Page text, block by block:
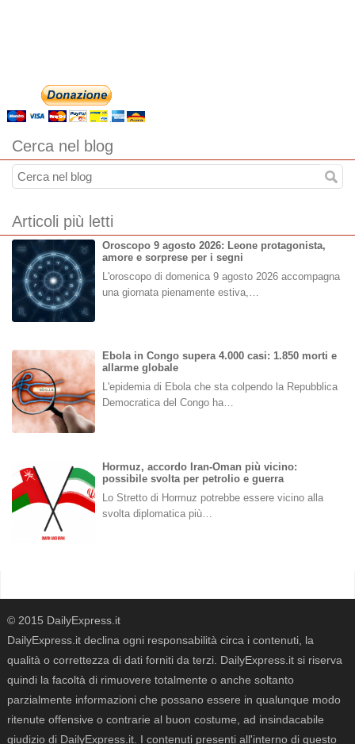
Cerca nel blog
Articoli più letti
Oroscopo 9 agosto 2026: Leone protagonista,
amore e sorprese per i segni
L'oroscopo di domenica 9 agosto 2026 accompagna
una giornata pienamente estiva,…
Ebola in Congo supera 4.000 casi: 1.850 morti e
allarme globale
L'epidemia di Ebola che sta colpendo la Repubblica
Democratica del Congo ha…
Hormuz, accordo Iran-Oman più vicino:
possibile svolta per petrolio e guerra
Lo Stretto di Hormuz potrebbe essere vicino alla
svolta diplomatica più…
© 2015 DailyExpress.it
DailyExpress.it declina ogni responsabilità circa i contenuti, la
qualità o correttezza di dati forniti da terzi. DailyExpress.it si riserva
quindi la facoltà di rimuovere totalmente o anche soltanto
parzialmente informazioni che possano essere in qualunque modo
ritenute offensive o contrarie al buon costume, ad insindacabile
giudizio di DailyExpress.it. I contenuti presenti all'interno di questo